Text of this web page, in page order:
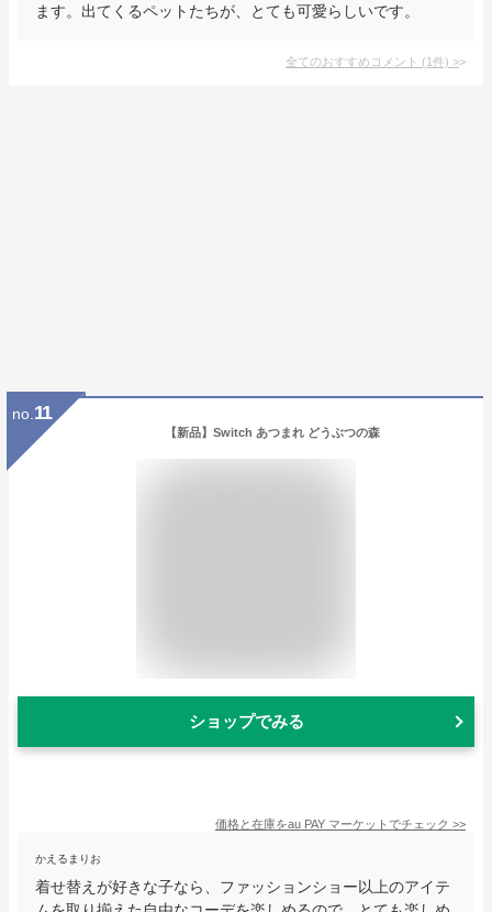
ます。出てくるペットたちが、とても可愛らしいです。
全てのおすすめコメント (1件) >
no. 11
【新品】Switch あつまれ どうぶつの森
ショップでみる
価格と在庫をau PAY マーケット でチェック >>
かえるまりお
着せ替えが好きな子なら、ファッションショー以上のアイテ